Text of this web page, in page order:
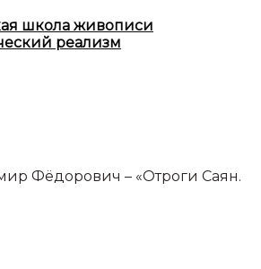
школа живописи
реализм
Фёдорович – «Отроги Саян.